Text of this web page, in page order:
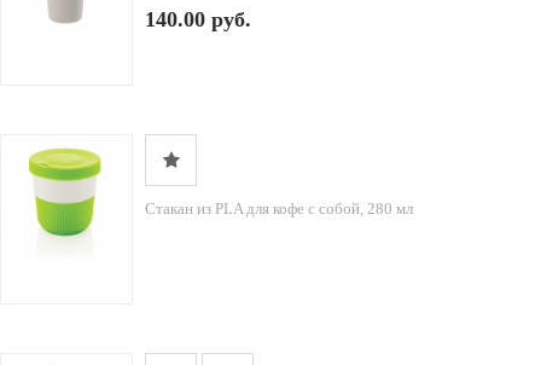
140.00 руб.
Стакан из PLA для кофе с собой, 280 мл